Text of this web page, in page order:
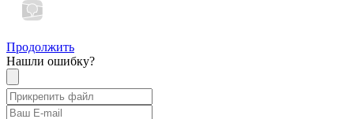
Продолжить
Нашли ошибку?